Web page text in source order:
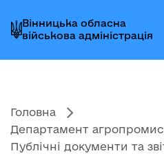
до
головного
меню
до
головного
вмісту
до
головного
колонтитула
Вінницька обласна
військова адміністрація
Головна
Департамент
Публічні документи та